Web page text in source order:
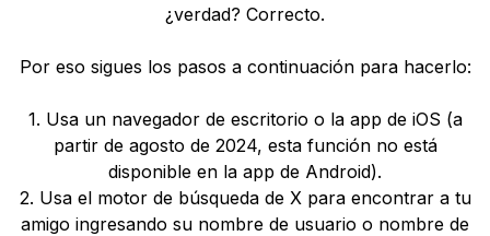
¿verdad? Correcto.
Por eso sigues los pasos a continuación para hacerlo:
1. Usa un navegador de escritorio o la app de iOS (a
partir de agosto de 2024, esta función no está
disponible en la app de Android).
2. Usa el motor de búsqueda de X para encontrar a tu
amigo ingresando su nombre de usuario o nombre de